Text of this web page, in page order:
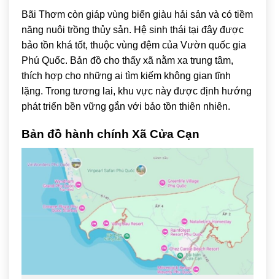
Bãi Thơm còn giáp vùng biển giàu hải sản và có tiềm
năng nuôi trồng thủy sản. Hệ sinh thái tại đây được
bảo tồn khá tốt, thuộc vùng đệm của Vườn quốc gia
Phú Quốc. Bản đồ cho thấy xã nằm xa trung tâm,
thích hợp cho những ai tìm kiếm không gian tĩnh
lặng. Trong tương lai, khu vực này được định hướng
phát triển bền vững gắn với bảo tồn thiên nhiên.
Bản đồ hành chính Xã Cửa Cạn